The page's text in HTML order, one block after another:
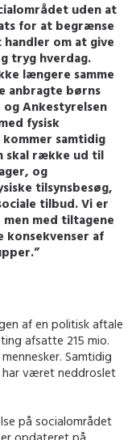
uden at
for at begrænse
om at give
tryg hverdag.
længere samme
anbragte børns
Ankestyrelsen
fysisk
samtidig
skal række ud til
og
tilsynsbesøg,
tilbud. Vi er
med tiltagene
konsekvenser af
af en politisk aftale
afsatte 215 mio.
Samtidig
været neddroslet
på socialområdet